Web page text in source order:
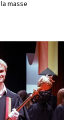
masse